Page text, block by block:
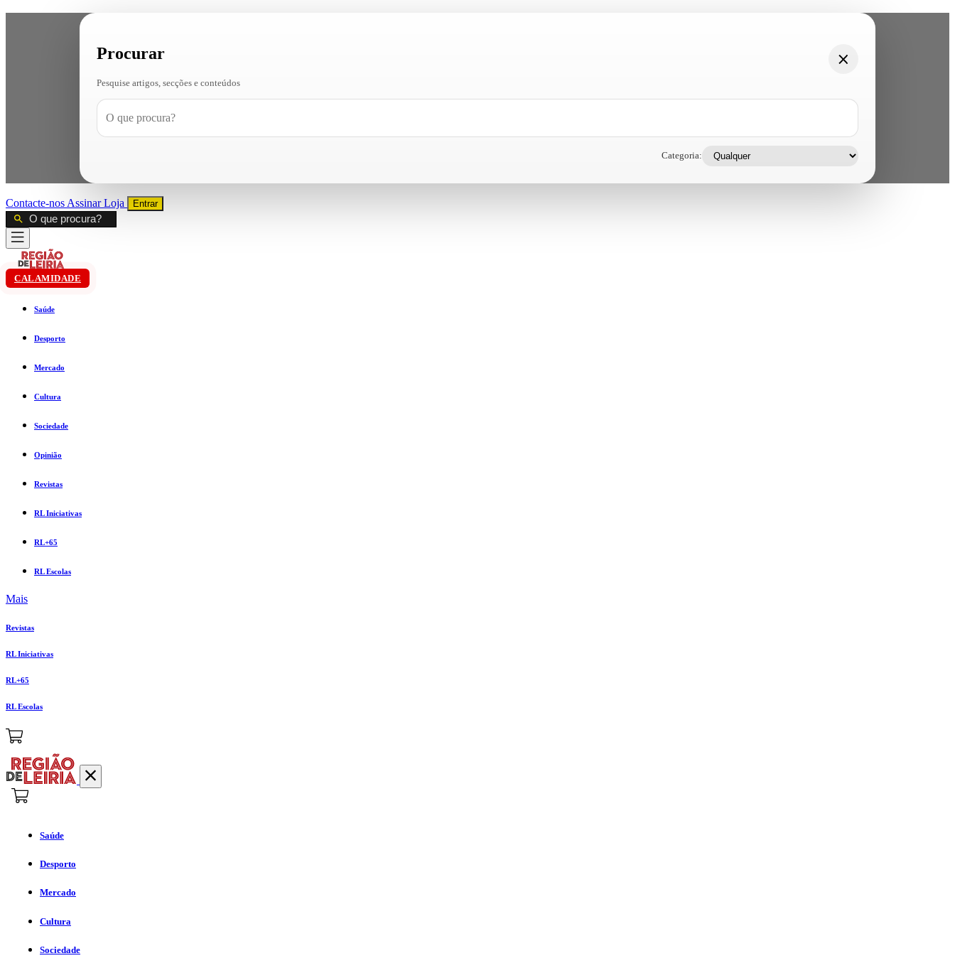
Procurar
Pesquise artigos, secções e conteúdos
Categoria:
Contacte-nos AssinarLoja Entrar
CALAMIDADE
Saúde
Desporto
Mercado
Cultura
Sociedade
Opinião
Revistas
RL Iniciativas
RL+65
RL Escolas
Mais
Revistas
RL Iniciativas
RL+65
RL Escolas
Saúde
Desporto
Mercado
Cultura
Sociedade